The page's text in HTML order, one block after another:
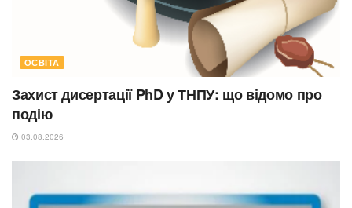
ОСВІТА
Захист дисертації PhD у ТНПУ: що відомо про
подію
03.08.2026